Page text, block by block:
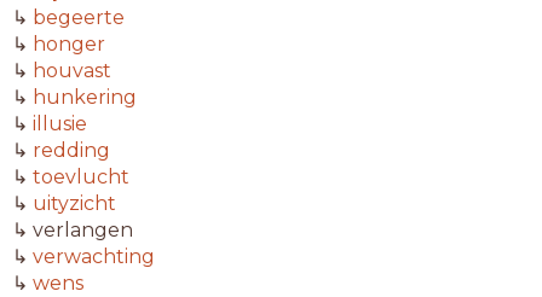
↳ begeerte
↳ honger
↳ houvast
↳ hunkering
↳ illusie
↳ redding
↳ toevlucht
↳ uityzicht
↳ verlangen
↳ verwachting
↳ wens